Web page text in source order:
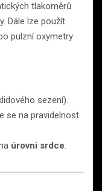
tlakoměrů
Dále lze použít
pulzní oxymetry
sezení).
se na pravidelnost
úrovni srdce.